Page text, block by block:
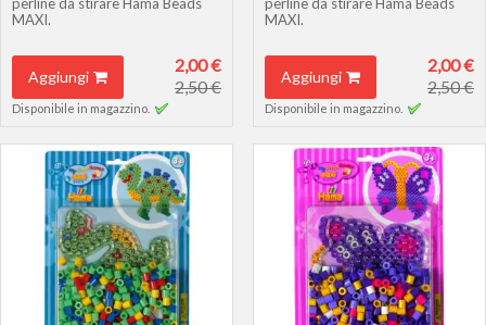
MAXI.
Aggiungi
2,00 €
2,50 €
Disponibile in magazzino.
MAXI.
Aggiungi
2,00 €
2,50 €
Disponibile in magazzino.